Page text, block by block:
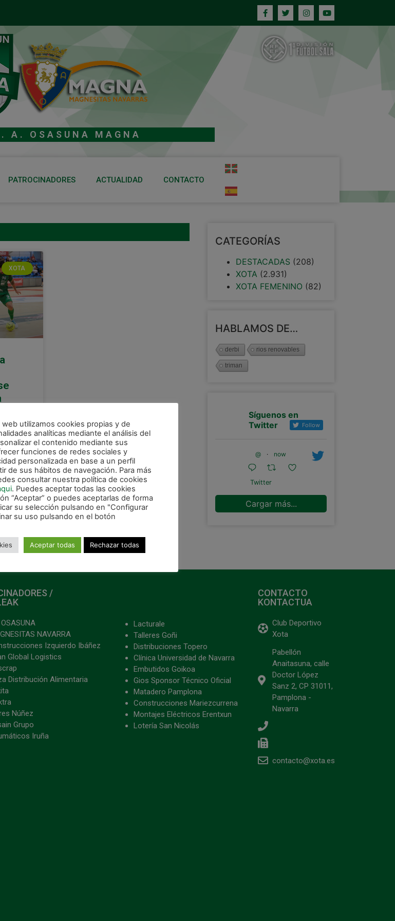
A. OSASUNA MAGNA
PATROCINADORES ACTUALIDAD CONTACTO
XOTA
por
por lo
CATEGORÍAS
DESTACADAS (208)
XOTA (2.931)
XOTA FEMENINO (82)
HABLAMOS DE…
derbi rios renovables
triman
Síguenos en
Twitter
Follow
@ · now
Twitter
Cargar más...
/
NAVARRA
Izquierdo Ibáñez
Global Logistics
Distribución Alimentaria
Núñez
Grupo
Iruña
Lacturale
Talleres Goñi
Distribuciones Topero
Clínica Universidad de Navarra
Embutidos Goikoa
Gios Sponsor Técnico Oficial
Matadero Pamplona
Construcciones Mariezcurrena
Montajes Eléctricos Erentxun
Lotería San Nicolás
CONTACTO
KONTACTUA
Club Deportivo
Xota
Pabellón
Anaitasuna, calle
Doctor López
Sanz 2, CP 31011,
Pamplona -
Navarra
contacto@xota.es
utilizamos cookies propias y de
analíticas mediante el análisis del
el contenido mediante sus
funciones de redes sociales y
personalizada en base a un perfil
de sus hábitos de navegación. Para más
consultar nuestra política de cookies
. Puedes aceptar todas las cookies
“Aceptar” o puedes aceptarlas de forma
su selección pulsando en "Configurar
su uso pulsando en el botón
Aceptar todas Rechazar todas